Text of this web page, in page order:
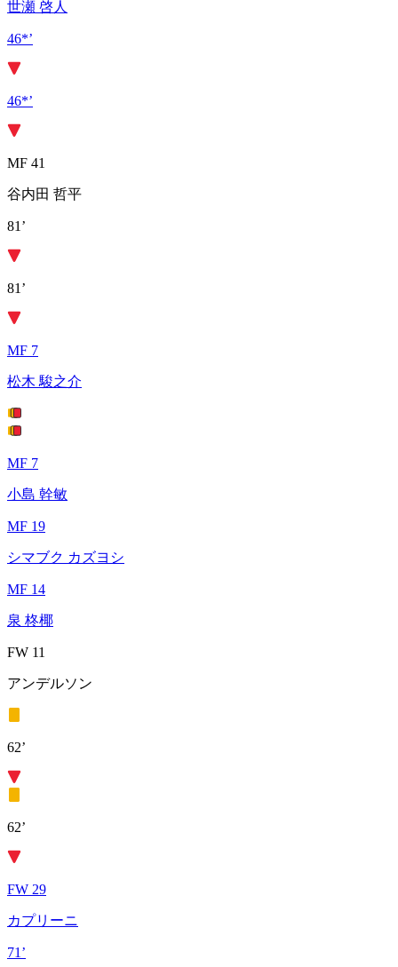
世瀬 啓人
46*’
46*’
MF 41
谷内田 哲平
81’
81’
MF 7
松木 駿之介
MF 7
小島 幹敏
MF 19
シマブク カズヨシ
MF 14
泉 柊椰
FW 11
アンデルソン
62’
62’
FW 29
カプリーニ
71’